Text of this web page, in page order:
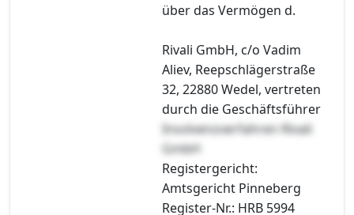
über das Vermögen d.
Rivali GmbH, c/o Vadim
Aliev, Reepschlägerstraße
32, 22880 Wedel, vertreten
durch die Geschäftsführer
Insolvenzverfahren Rivali
GmbH
Registergericht:
Amtsgericht Pinneberg
Register-Nr.: HRB 5994